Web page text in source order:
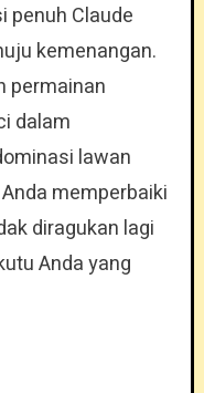
penuh Claude
kemenangan.
permainan
dalam
lawan
memperbaiki
diragukan lagi
Anda yang